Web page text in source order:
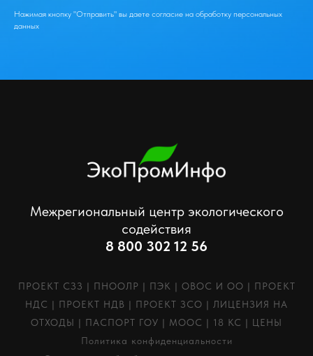
Нажимая кнопку "Отправить" вы даете согласие на обработку персональных
данных
Межрегиональный центр экологического
содействия
8 800 302 12 56
ПРОЕКТ СЗЗ | ПНООЛР | ПЭК | ОВОС И ОО | ПРОЕКТ
НДС | ПРОЕКТ НДВ | ПРОЕКТ ЗСО | ЛИЦЕНЗИЯ НА
ОТХОДЫ | ПАСПОРТ ГОУ | МООС | 18 КС | ЦЕНЫ
Политика конфиденциальности